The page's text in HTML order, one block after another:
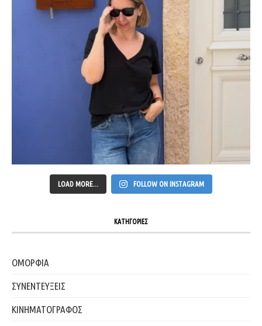
LOAD MORE... FOLLOW ON INSTAGRAM
ΚΑΤΗΓΟΡΙΕΣ
ΟΜΟΡΦΙΑ
ΣΥΝΕΝΤΕΥΞΕΙΣ
ΚΙΝΗΜΑΤΟΓΡΑΦΟΣ